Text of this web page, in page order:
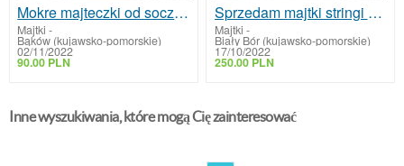
Mokre majteczki od soczków
Majtki -
Bąków (kujawsko-pomorskie)
02/11/2022
90.00 PLN
Sprzedam majtki stringi noszone
Majtki -
Biały Bór (kujawsko-pomorskie)
17/10/2022
250.00 PLN
Inne wyszukiwania, które mogą Cię zainteresować